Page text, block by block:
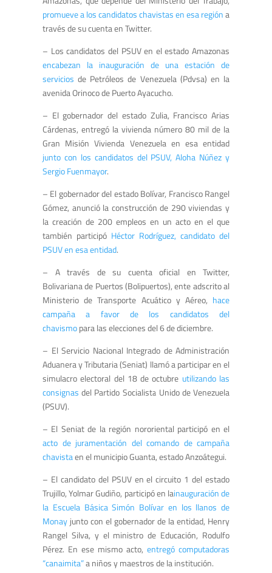
promueve a los candidatos chavistas en esa regióna
través de su cuenta en Twitter.
– Los candidatos del PSUV en el estado Amazonas
encabezan la inauguración de una estación de
servicios de Petróleos de Venezuela (Pdvsa) en la
avenida Orinoco de Puerto Ayacucho.
– El gobernador del estado Zulia, Francisco Arias
Cárdenas, entregó la vivienda número 80 mil de la
Gran Misión Vivienda Venezuela en esa entidad
junto con los candidatos del PSUV, Aloha Núñez y
Sergio Fuenmayor.
– El gobernador del estado Bolívar, Francisco Rangel
Gómez, anunció la construcción de 290 viviendas y
la creación de 200 empleos en un acto en el que
también participó Héctor Rodríguez, candidato del
PSUV en esa entidad.
– A través de su cuenta oficial en Twitter,
Bolivariana de Puertos (Bolipuertos), ente adscrito al
Ministerio de Transporte Acuático y Aéreo, hace
campaña a favor de los candidatos del
chavismopara las elecciones del 6 de diciembre.
– El Servicio Nacional Integrado de Administración
Aduanera y Tributaria (Seniat) llamó a participar en el
simulacro electoral del 18 de octubre utilizando las
consignas del Partido Socialista Unido de Venezuela
(PSUV).
– El Seniat de la región nororiental participó en el
acto de juramentación del comando de campaña
chavistaen el municipio Guanta, estado Anzoátegui.
– El candidato del PSUV en el circuito 1 del estado
Trujillo, Yolmar Gudiño, participó en lainauguración de
la Escuela Básica Simón Bolívar en los llanos de
Monay junto con el gobernador de la entidad, Henry
Rangel Silva, y el ministro de Educación, Rodulfo
Pérez. En ese mismo acto, entregó computadoras
“canaimita”a niños y maestros de la institución.